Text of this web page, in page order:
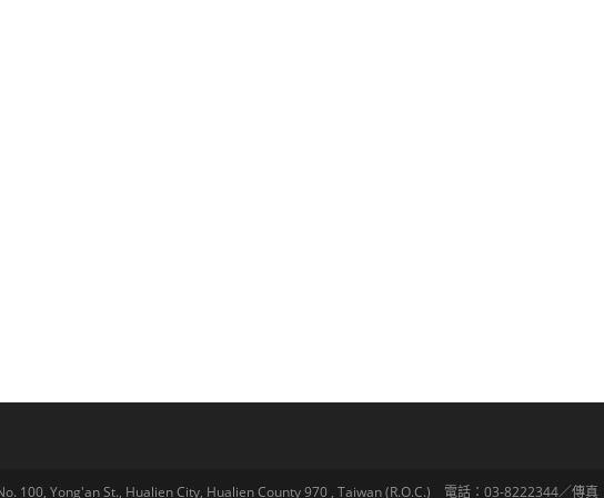
100, Yong'an St., Hualien City, Hualien County 970 , Taiwan (R.O.C.) 電話：03-8222344／傳